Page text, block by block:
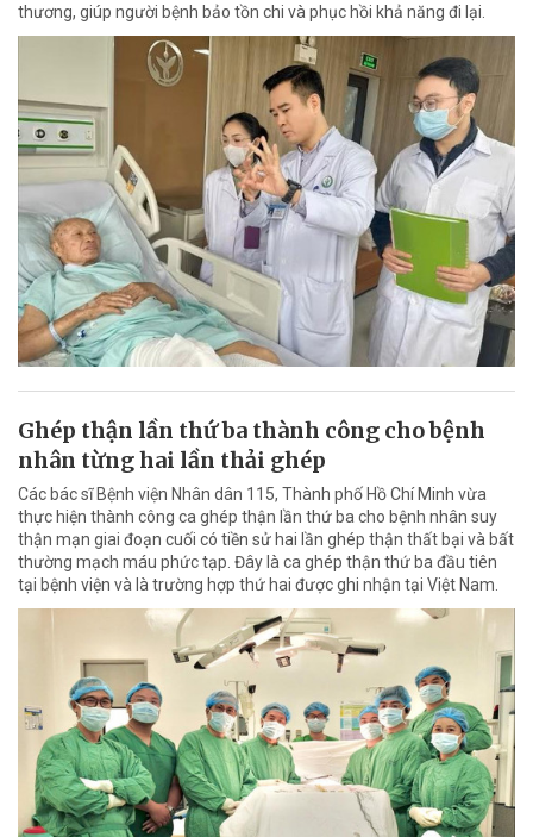
thương, giúp người bệnh bảo tồn chi và phục hồi khả năng đi lại.
Ghép thận lần thứ ba thành công cho bệnh
nhân từng hai lần thải ghép
Các bác sĩ Bệnh viện Nhân dân 115, Thành phố Hồ Chí Minh vừa
thực hiện thành công ca ghép thận lần thứ ba cho bệnh nhân suy
thận mạn giai đoạn cuối có tiền sử hai lần ghép thận thất bại và bất
thường mạch máu phức tạp. Đây là ca ghép thận thứ ba đầu tiên
tại bệnh viện và là trường hợp thứ hai được ghi nhận tại Việt Nam.